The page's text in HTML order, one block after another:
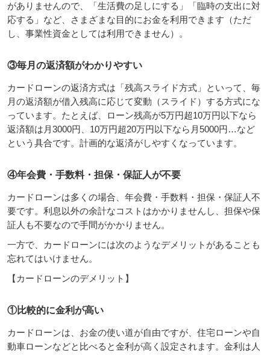
がありませんので、「生活費の足しにする」「臨時の支出に対
応する」など、さまざまな目的にお金を利用できます（ただ
し、事業性資金としては利用できません）。
③毎月の返済額がわかりやすい
カードローンの返済方式は「残高スライド方式」といって、毎
月の返済額が借入残高に応じて変動（スライド）する方式にな
っています。たとえば、ローン残高が5万円超10万円以下なら
返済額は月3000円、10万円超20万円以下なら月5000円…など
という具合です。計画的な返済がしやすくなっています。
④年会費・手数料・担保・保証人が不要
カードローンは多くの場合、年会費・手数料・担保・保証人不
要です。利息以外の余計なコストはかかりませんし、担保や保
証人も不要なので手間がかかりません。
一方で、カードローンには次のようなデメリットがあることも
忘れてはいけません。
【カードローンのデメリット】
①比較的に金利が高い
カードローンは、お金の使い道が自由ですが、住宅ローンや自
動車ローンなどと比べると金利が高く設定されます。金利は人